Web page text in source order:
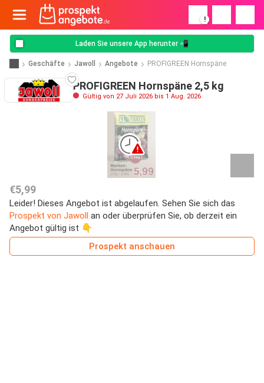
!
Laden Sie unsere App herunter 📲
Geschäfte Jawoll Angebote PROFIGREEN Hornspäne
PROFIGREEN Hornspäne 2,5 kg
Gültig von 27 Juli 2026 bis 1 Aug. 2026
€5,99
Leider! Dieses Angebot ist abgelaufen. Sehen Sie sich das
Prospekt von Jawoll an oder überprüfen Sie, ob derzeit ein
Angebot gültig ist 👇
Prospekt anschauen